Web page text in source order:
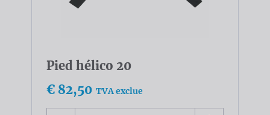
Pied hélico 20
€ 82,50 TVA exclue